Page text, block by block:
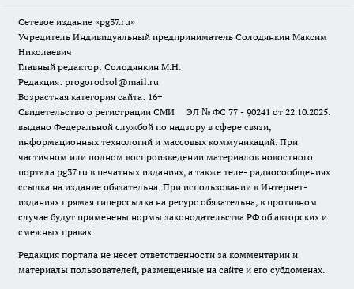
Сетевое издание «pg37.ru»
Учредитель Индивидуальный предприниматель Солодянкин Максим
Николаевич
Главный редактор: Солодянкин М.Н.
Редакция: progorodsol@mail.ru
Возрастная категория сайта: 16+
Свидетельство о регистрации СМИ ЭЛ № ФС 77 - 90241 от 22.10.2025.
выдано Федеральной службой по надзору в сфере связи,
информационных технологий и массовых коммуникаций. При
частичном или полном воспроизведении материалов новостного
портала pg37.ru в печатных изданиях, а также теле- радиосообщениях
ссылка на издание обязательна. При использовании в Интернет-
изданиях прямая гиперссылка на ресурс обязательна, в противном
случае будут применены нормы законодательства РФ об авторских и
смежных правах.
Редакция портала не несет ответственности за комментарии и
материалы пользователей, размещенные на сайте и его субдоменах.